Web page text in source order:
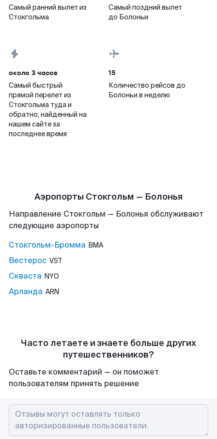
Самый ранний вылет из
Стокгольма
Самый поздний вылет
до Болоньи
около 3 часов
Самый быстрый
прямой перелет из
Стокгольма туда и
обратно, найденный на
нашем сайте за
последнее время
15
Количество рейсов до
Болоньи в неделю
Аэропорты Стокгольм — Болонья
Направление Стокгольм — Болонья обслуживают
следующие аэропорты
Стокгольм-Бромма BMA
Вестерос VST
Скваста NYO
Арланда ARN
Часто летаете и знаете больше других
путешественников?
Оставьте комментарий — он поможет
пользователям принять решение